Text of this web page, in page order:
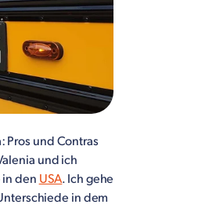
Pros und Contras
und ich
in den USA. Ich gehe
in dem